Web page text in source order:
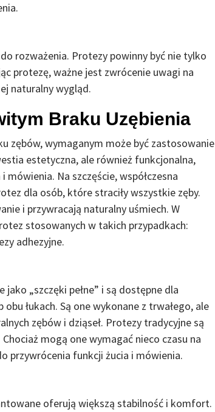
rozważenia. Protezy powinny być nie tylko
protezę, ważne jest zwrócenie uwagi na
naturalny wygląd.
Braku Uzębienia
zębów, wymaganym może być zastosowanie
estetyczna, ale również funkcjonalna,
mówienia. Na szczęście, współczesna
dla osób, które straciły wszystkie zęby.
i przywracają naturalny uśmiech. W
stosowanych w takich przypadkach:
adhezyjne.
„szczęki pełne” i są dostępne dla
łukach. Są one wykonane z trwałego, ale
zębów i dziąseł. Protezy tradycyjne są
mogą one wymagać nieco czasu na
przywrócenia funkcji żucia i mówienia.
oferują większą stabilność i komfort.